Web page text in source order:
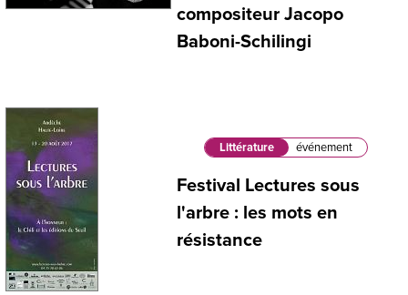
compositeur Jacopo
Baboni-Schilingi
Littérature événement
Festival Lectures sous
l'arbre : les mots en
résistance